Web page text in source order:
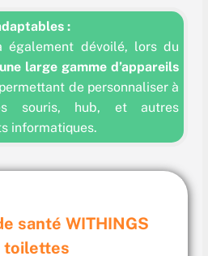
:
également dévoilé, lors du
une large gamme d’appareils
permettant de personnaliser à
souris, hub, et autres
informatiques.
santé WITHINGS
toilettes